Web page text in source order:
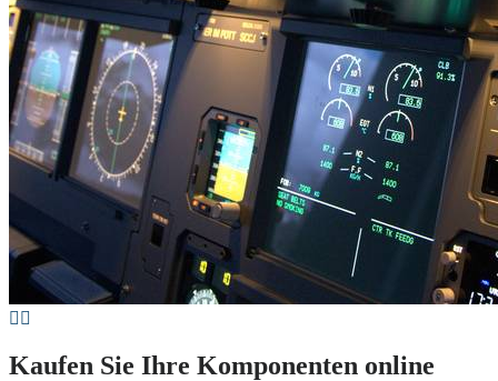
Kaufen Sie Ihre Komponenten online